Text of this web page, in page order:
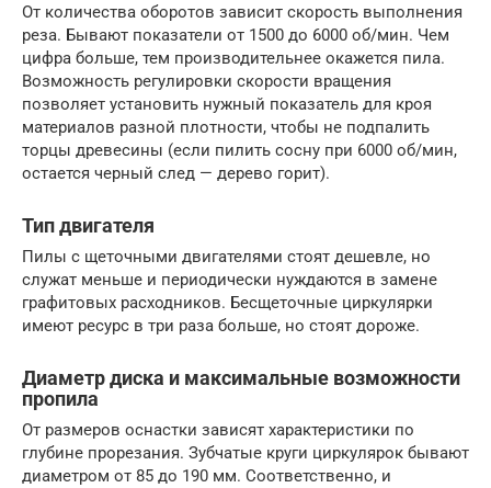
От количества оборотов зависит скорость выполнения
реза. Бывают показатели от 1500 до 6000 об/мин. Чем
цифра больше, тем производительнее окажется пила.
Возможность регулировки скорости вращения
позволяет установить нужный показатель для кроя
материалов разной плотности, чтобы не подпалить
торцы древесины (если пилить сосну при 6000 об/мин,
остается черный след — дерево горит).
Тип двигателя
Пилы с щеточными двигателями стоят дешевле, но
служат меньше и периодически нуждаются в замене
графитовых расходников. Бесщеточные циркулярки
имеют ресурс в три раза больше, но стоят дороже.
Диаметр диска и максимальные возможности
пропила
От размеров оснастки зависят характеристики по
глубине прорезания. Зубчатые круги циркулярок бывают
диаметром от 85 до 190 мм. Соответственно, и